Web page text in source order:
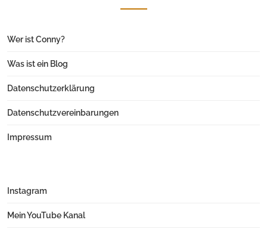
Wer ist Conny?
Was ist ein Blog
Datenschutzerklärung
Datenschutzvereinbarungen
Impressum
Instagram
Mein YouTube Kanal